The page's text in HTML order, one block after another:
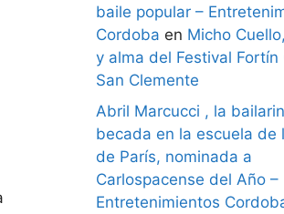
baile popular –
Cordoba en Micho
y alma del Festival Fortín
San Clemente
Abril Marcucci , la
becada en la escuela de
de París, nominada a
Carlospacense del Año –
Entretenimientos